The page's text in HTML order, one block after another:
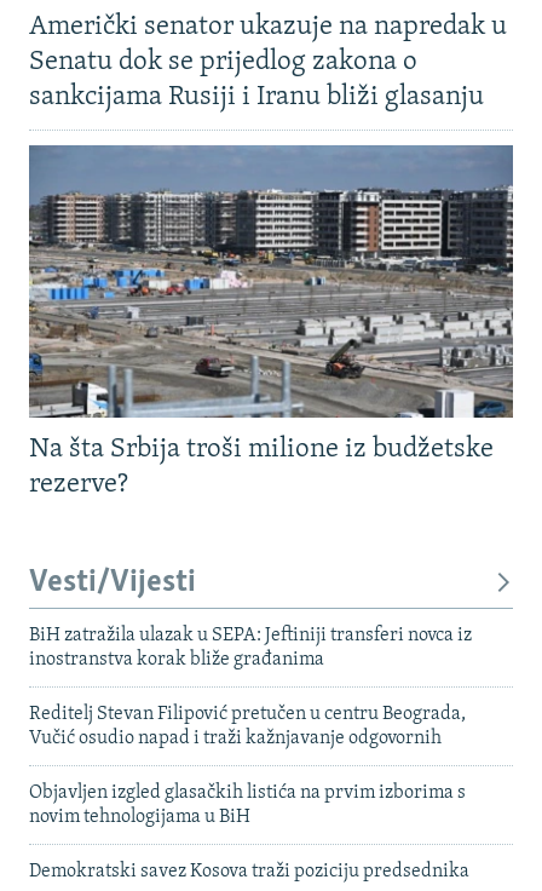
Američki senator ukazuje na napredak u
Senatu dok se prijedlog zakona o
sankcijama Rusiji i Iranu bliži glasanju
Na šta Srbija troši milione iz budžetske
rezerve?
Vesti/Vijesti
BiH zatražila ulazak u SEPA: Jeftiniji transferi novca iz
inostranstva korak bliže građanima
Reditelj Stevan Filipović pretučen u centru Beograda,
Vučić osudio napad i traži kažnjavanje odgovornih
Objavljen izgled glasačkih listića na prvim izborima s
novim tehnologijama u BiH
Demokratski savez Kosova traži poziciju predsednika